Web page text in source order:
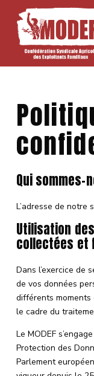
content
Qui sommes-
L’adresse de notre
Utilisation
collectées et
Dans l’exercice de
de vos données
différents
le cadre du
Le MODEF
Protection des
Parlement